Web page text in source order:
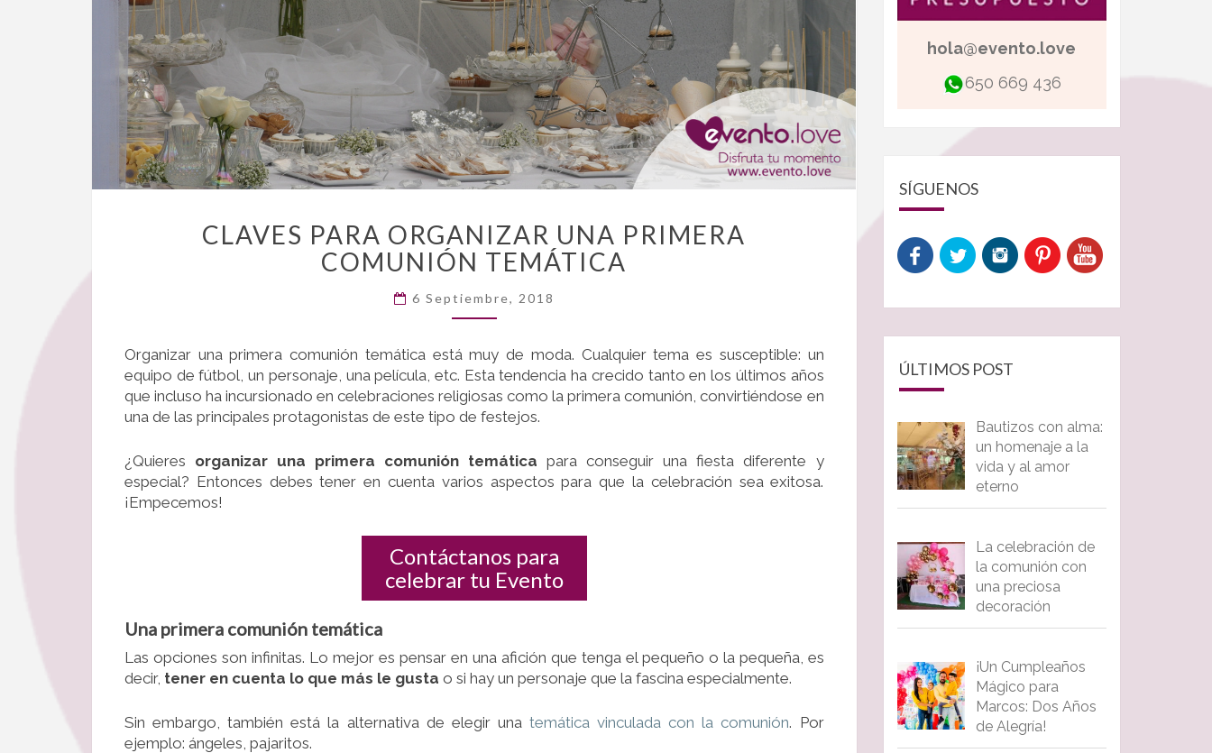
PARA
ORGANIZAR
PRIMERA
TEMÁTICA
CLAVES PARA ORGANIZAR UNA PRIMERA
COMUNIÓN TEMÁTICA
6 Septiembre, 2018
Organizar una primera comunión temática está muy de moda. Cualquier tema es susceptible: un
equipo de fútbol, un personaje, una película, etc. Esta tendencia ha crecido tanto en los últimos años
que incluso ha incursionado en celebraciones religiosas como la primera comunión, convirtiéndose en
una de las principales protagonistas de este tipo de festejos.
¿Quieres organizar una primera comunión temática para conseguir una fiesta diferente y
especial? Entonces debes tener en cuenta varios aspectos para que la celebración sea exitosa.
¡Empecemos!
Contáctanos para
celebrar tu Evento
Una primera comunión temática
Las opciones son infinitas. Lo mejor es pensar en una afición que tenga el pequeño o la pequeña, es
decir, tener en cuenta lo que más le gusta o si hay un personaje que la fascina especialmente.
Sin embargo, también está la alternativa de elegir una temática vinculada con la comunión. Por
ejemplo: ángeles, pajaritos.
hola@evento.love
650 669 436
SÍGUENOS
ÚLTIMOS POST
Bautizos con alma:
un homenaje a la
vida y al amor
eterno
La celebración de
la comunión con
una preciosa
decoración
¡Un Cumpleaños
Mágico para
Marcos: Dos Años
de Alegría!